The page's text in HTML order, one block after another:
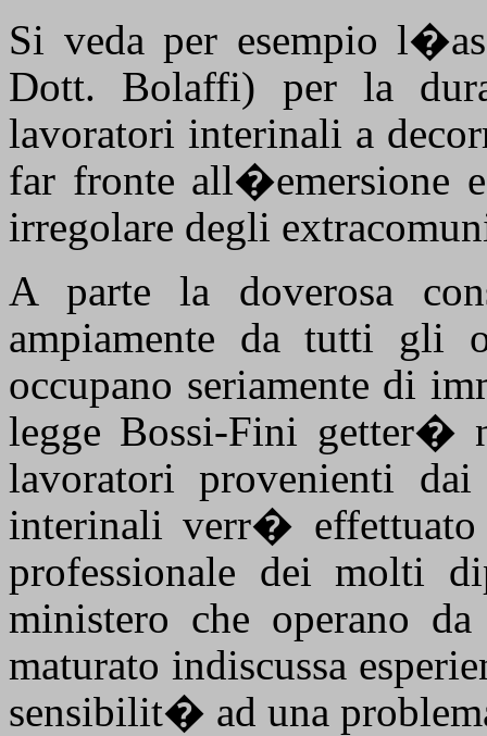
Si veda per esempio
Dott. Bolaffi) per la
lavoratori interinali a
far fronte all�emersione
irregolare degli
A parte la doverosa
ampiamente da tutti gli
occupano seriamente di
legge Bossi-Fini getter�
lavoratori provenienti
interinali verr� effettuato
professionale dei molti
ministero che operano
maturato indiscussa
sensibilit� ad una